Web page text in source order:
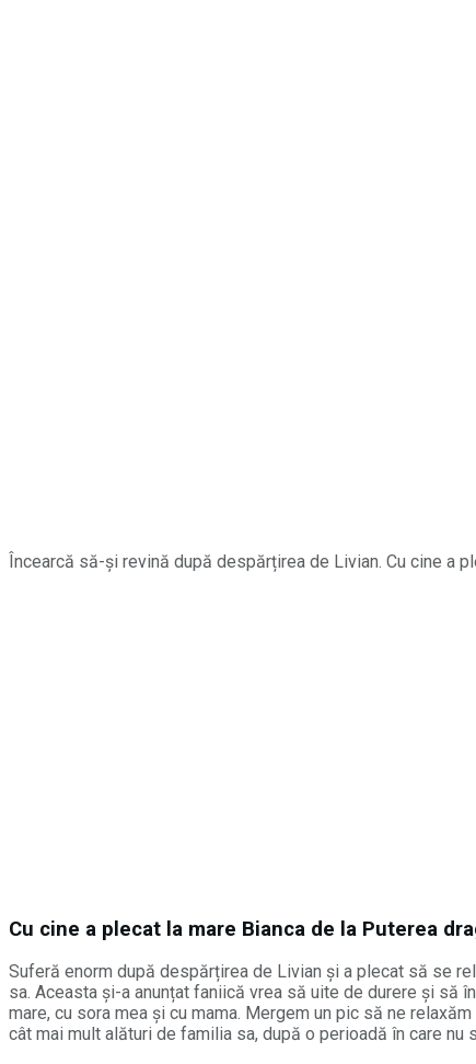
Încearcă să-și revină după despărțirea de Livian. Cu cine a
Cu cine a plecat la mare Bianca de la Puterea
Suferă enorm după despărțirea de Livian și a plecat să se
sa. Aceasta și-a anunțat faniică vrea să uite de durere și să
mare, cu sora mea și cu mama. Mergem un pic să ne
cât mai mult alături de familia sa, după o perioadă în care nu